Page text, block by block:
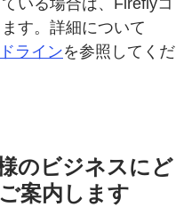
いる場合は、Fireflyコ
す。詳細について
ラインを参照してくだ
のビジネスにど
案内します